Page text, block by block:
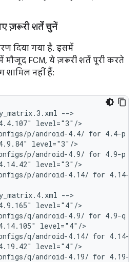
ज़रूरी शर्तें चुनें
दिया गया है. इसमें
मौजूद FCM, ये ज़रूरी शर्तें पूरी करते
नहीं हैं:
-->
level="3"/>
p/android-4.4/ for 4.4-p
level="3"/>
p/android-4.9/ for 4.9-p
level="3"/>
p/android-4.14/ for 4.14-p
-->
level="4"/>
q/android-4.9/ for 4.9-q
level="4"/>
q/android-4.14/ for 4.14-q
level="4"/>
q/android-4.19/ for 4.19-q